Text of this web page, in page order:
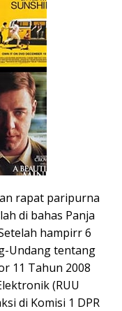
rapat paripurna
di bahas Panja
hampirr 6
Undang tentang
11 Tahun 2008
(RUU
di Komisi 1 DPR